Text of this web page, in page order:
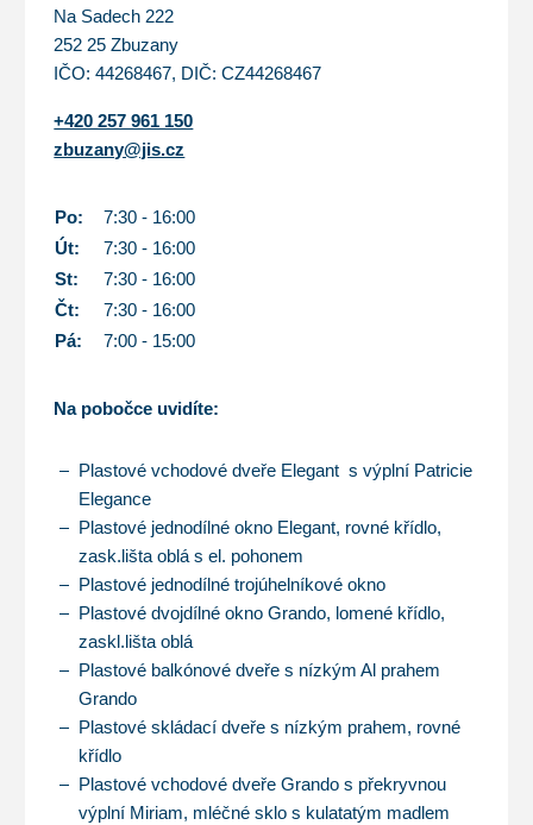
Na Sadech 222
252 25 Zbuzany
IČO: 44268467, DIČ: CZ44268467
+420 257 961 150
zbuzany@jis.cz
Po:
7:30 - 16:00
Út:
7:30 - 16:00
St:
7:30 - 16:00
Čt:
7:30 - 16:00
Pá:
7:00 - 15:00
Na pobočce uvidíte:
Plastové vchodové dveře Elegant s výplní Patricie
Elegance
Plastové jednodílné okno Elegant, rovné křídlo,
zask.lišta oblá s el. pohonem
Plastové jednodílné trojúhelníkové okno
Plastové dvojdílné okno Grando, lomené křídlo,
zaskl.lišta oblá
Plastové balkónové dveře s nízkým Al prahem
Grando
Plastové skládací dveře s nízkým prahem, rovné
křídlo
Plastové vchodové dveře Grando s překryvnou
výplní Miriam, mléčné sklo s kulatatým madlem